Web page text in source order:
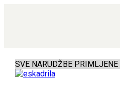
SVE NARUDŽBE